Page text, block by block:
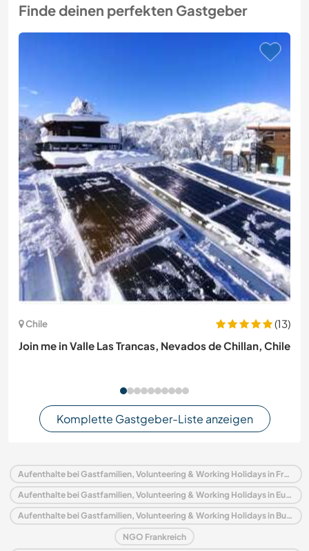
Finde deinen perfekten Gastgeber
Chile
(13)
Join me in Valle Las Trancas, Nevados de Chillan, Chile
Komplette Gastgeber-Liste anzeigen
Aufenthalte bei Gastfamilien, Volunteering & Working Holidays in Frankreich
Aufenthalte bei Gastfamilien, Volunteering & Working Holidays in Europa
Aufenthalte bei Gastfamilien, Volunteering & Working Holidays in Burgund
NGO Frankreich